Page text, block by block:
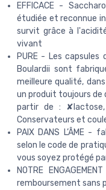
EFFICACE -
étudiée et reconnue
survit grâce à
vivant
PURE - Les capsules
Boulardii sont
meilleure qualité,
un produit toujours
partir de :
Conservateurs et
PAIX DANS L’ÂME -
selon le code de
vous soyez protégé
NOTRE
remboursement sans